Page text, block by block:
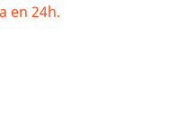
en 24h.